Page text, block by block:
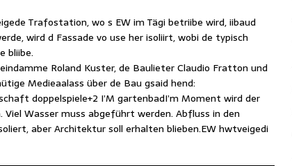
Trafostation, wo s EW im Tägi betriibe wird, iibaud
wird d Fassade vo use her isoliirt, wobi de typisch
bliibe.
Roland Kuster, de Baulieter Claudio Fratton und
Medieaalass über de Bau gsaid hend:
doppelspiele+2 I’M gartenbadI’m Moment wird der
Wasser muss abgeführt werden. Abfluss in den
aber Architektur soll erhalten blieben.EW hwtveigedi